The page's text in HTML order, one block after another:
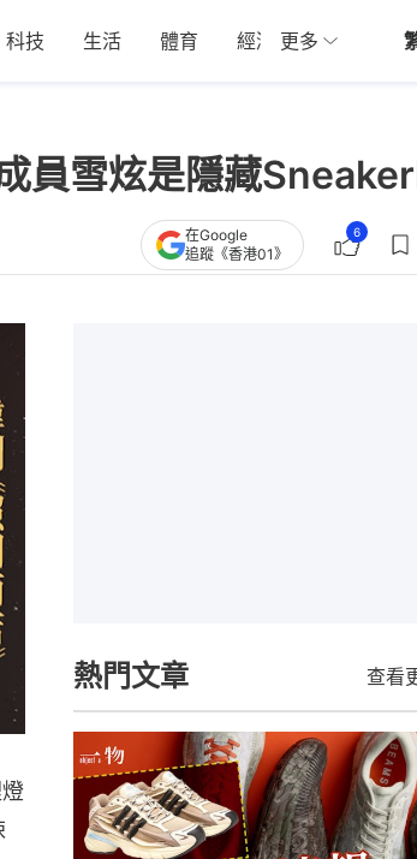
科技 生活 體育 經濟 01深圳
更多
員雪炫是隱藏
在Google
追蹤《香港01》
6
熱門文章 查看